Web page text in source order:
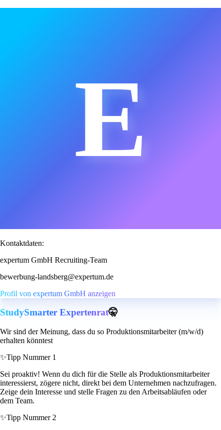
E
Kontaktdaten:
expertum GmbH Recruiting-Team
bewerbung-landsberg@expertum.de
Profil von expertum GmbH anzeigen
StudySmarter Expertenrat🤫
Wir sind der Meinung, dass du so Produktionsmitarbeiter (m/w/d)
erhalten könntest
✨Tipp Nummer 1
Sei proaktiv! Wenn du dich für die Stelle als Produktionsmitarbeiter
interessierst, zögere nicht, direkt bei dem Unternehmen nachzufragen.
Zeige dein Interesse und stelle Fragen zu den Arbeitsabläufen oder
dem Team.
✨Tipp Nummer 2